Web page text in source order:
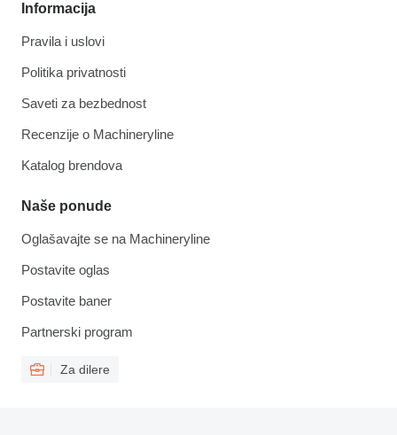
Informacija
Pravila i uslovi
Politika privatnosti
Saveti za bezbednost
Recenzije o Machineryline
Katalog brendova
Naše ponude
Oglašavajte se na Machineryline
Postavite oglas
Postavite baner
Partnerski program
Za dilere